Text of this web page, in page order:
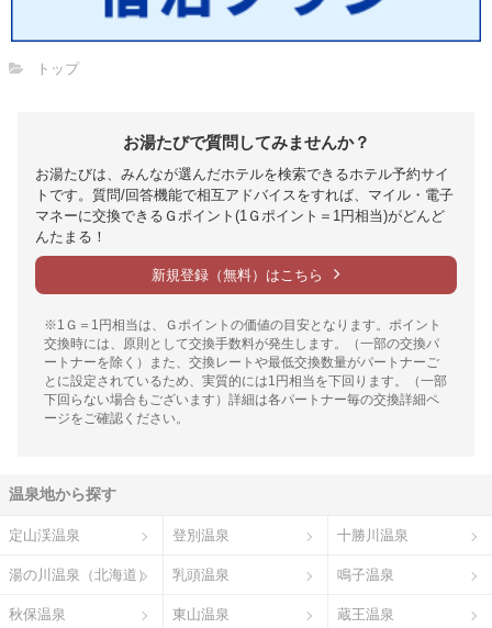
トップ
お湯たびで質問してみませんか？
お湯たびは、みんなが選んだホテルを検索できるホテル予約サイ
トです。質問/回答機能で相互アドバイスをすれば、マイル・電子
マネーに交換できるＧポイント(1Ｇポイント＝1円相当)がどんど
んたまる！
新規登録（無料）はこちら
※1Ｇ＝1円相当は、Ｇポイントの価値の目安となります。ポイント
交換時には、原則として交換手数料が発生します。（一部の交換パ
ートナーを除く）また、交換レートや最低交換数量がパートナーご
とに設定されているため、実質的には1円相当を下回ります。（一部
下回らない場合もございます）詳細は各パートナー毎の交換詳細ペ
ージをご確認ください。
温泉地から探す
定山渓温泉 登別温泉 十勝川温泉
湯の川温泉（北海道） 乳頭温泉 鳴子温泉
秋保温泉 東山温泉 蔵王温泉